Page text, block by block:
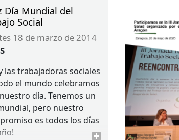
Día Mundial del
Social
18 de marzo de 2014
las trabajadoras sociales
el mundo celebramos
día. Tenemos un
pero nuestro
es todos los días